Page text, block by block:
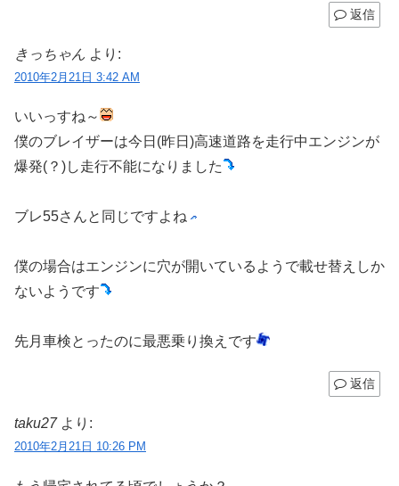
返信
きっちゃん より:
2010年2月21日 3:42 AM
いいっすね～
僕のブレイザーは今日(昨日)高速道路を走行中エンジンが
爆発(？)し走行不能になりました
ブレ55さんと同じですよね
僕の場合はエンジンに穴が開いているようで載せ替えしか
ないようです
先月車検とったのに最悪乗り換えです
返信
taku27 より:
2010年2月21日 10:26 PM